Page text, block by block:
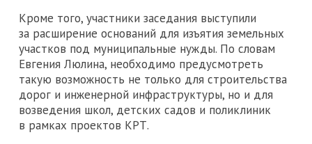
Кроме того, участники заседания выступили
за расширение оснований для изъятия земельных
участков под муниципальные нужды. По словам
Евгения Люлина, необходимо предусмотреть
такую возможность не только для строительства
дорог и инженерной инфраструктуры, но и для
возведения школ, детских садов и поликлиник
в рамках проектов КРТ.